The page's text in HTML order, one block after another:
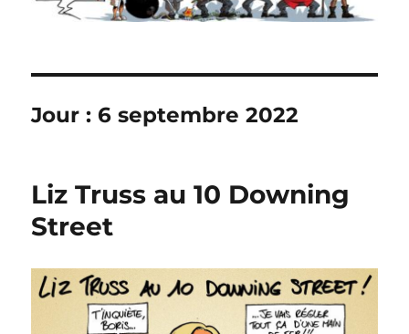
Jour : 6 septembre 2022
Liz Truss au 10 Downing
Street